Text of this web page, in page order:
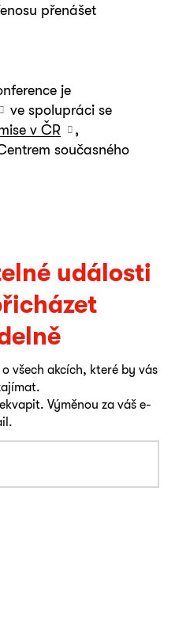
přenášet
je
ve spolupráci se
v ČR
,
současného
události
všech akcích, které by vás
Výměnou za váš e-